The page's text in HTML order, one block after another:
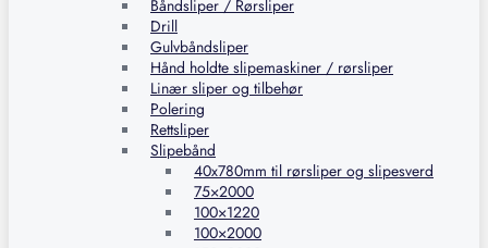
Båndsliper / Rørsliper
Drill
Gulvbåndsliper
Hånd holdte slipemaskiner / rørsliper
Linær sliper og tilbehør
Polering
Rettsliper
Slipebånd
40x780mm til rørsliper og slipesverd
75×2000
100×1220
100×2000